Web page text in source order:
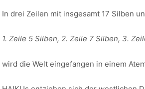
In drei Zeilen mit insgesamt 17 Silben
1. Zeile 5 Silben, 2. Zeile 7 Silben, 3.
wird die Welt eingefangen in einem